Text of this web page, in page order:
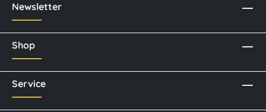
Newsletter
Shop
Service